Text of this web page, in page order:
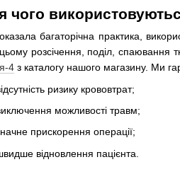
чого
багаторічна практика,
розсічення, поділ, спаювання
4 з каталогу нашого магазину. Ми
ризику крововтрат;
можливості травм;
прискорення операції;
відновлення пацієнта.